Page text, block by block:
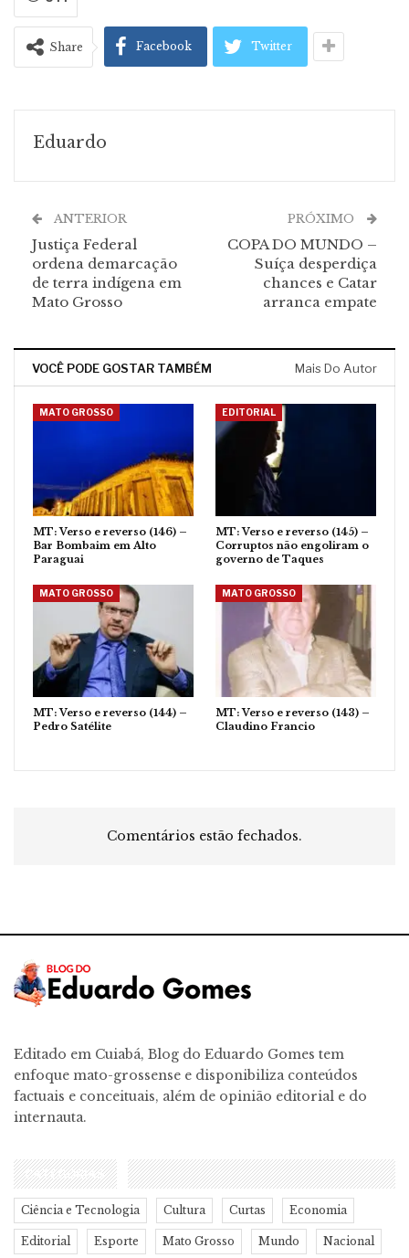
Share Facebook Twitter
Eduardo
ANTERIOR
Justiça Federal
ordena demarcação
de terra indígena em
Mato Grosso
PRÓXIMO
COPA DO MUNDO –
Suíça desperdiça
chances e Catar
arranca empate
VOCÊ PODE GOSTAR TAMBÉM Mais Do Autor
MATO GROSSO
MT: Verso e reverso (146) –
Bar Bombaim em Alto
Paraguai
EDITORIAL
MT: Verso e reverso (145) –
Corruptos não engoliram o
governo de Taques
MATO GROSSO
MT: Verso e reverso (144) –
Pedro Satélite
MATO GROSSO
MT: Verso e reverso (143) –
Claudino Francio
Comentários estão fechados.
Editado em Cuiabá, Blog do Eduardo Gomes tem
enfoque mato-grossense e disponibiliza conteúdos
factuais e conceituais, além de opinião editorial e do
internauta.
CATEGORIAS
Ciência e Tecnologia Cultura Curtas Economia
Editorial Esporte Mato Grosso Mundo Nacional